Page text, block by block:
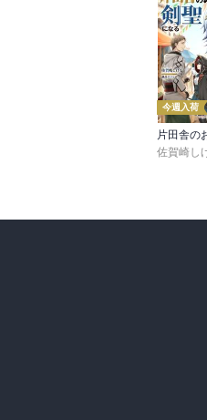
今週入荷
佐賀崎し